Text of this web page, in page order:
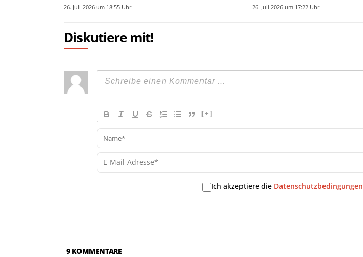
26. Juli 2026 um 18:55 Uhr 26. Juli 2026 um 17:22 Uhr
Diskutiere mit!
[+]
Ich akzeptiere die Datenschutzbedingungen
9KOMMENTARE